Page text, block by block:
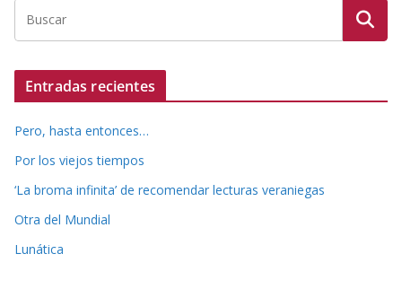
Entradas recientes
Pero, hasta entonces…
Por los viejos tiempos
‘La broma infinita’ de recomendar lecturas veraniegas
Otra del Mundial
Lunática